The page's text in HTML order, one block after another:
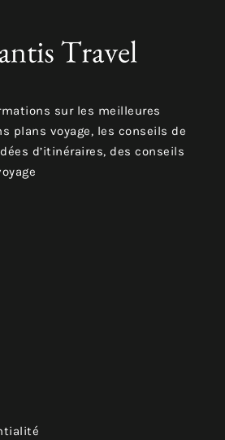
sur les meilleures
plans voyage, les conseils de
d’itinéraires, des conseils